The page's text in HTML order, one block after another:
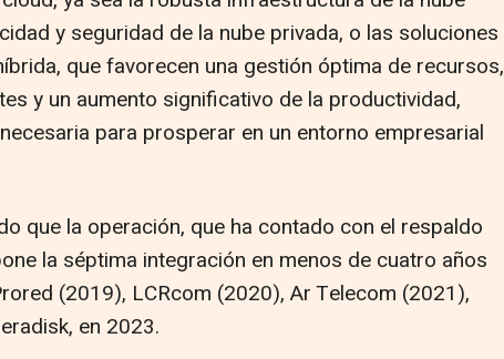
y seguridad de la nube privada, o las soluciones
que favorecen una gestión óptima de recursos,
y un aumento significativo de la productividad,
para prosperar en un entorno empresarial
que la operación, que ha contado con el respaldo
la séptima integración en menos de cuatro años
(2019), LCRcom (2020), Ar Telecom (2021),
en 2023.